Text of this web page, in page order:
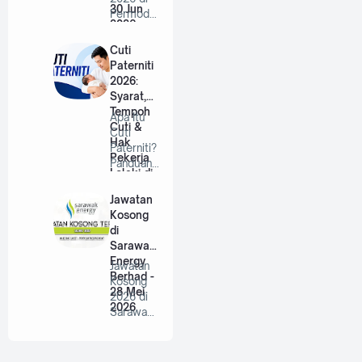
30 Jun
2026
Permodal
Berhad |
…
Cuti
Paterniti
2026:
Syarat,
Tempoh
Cuti &
Hak
Pekerja
Lelaki di
Apa Itu
Cuti
Paterniti?
Panduan
Untuk
Bap…
Jawatan
Kosong
di
Sarawak
Energy
Berhad -
28 Mei
2026
Jawatan
Kosong
2026 di
Sarawak